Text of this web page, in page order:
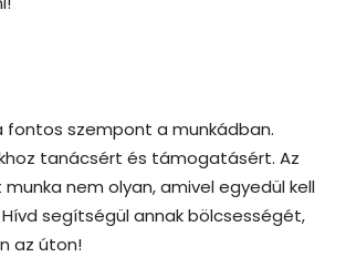
fontos szempont a munkádban.
tanácsért és támogatásért. Az
nem olyan, amivel egyedül kell
segítségül annak bölcsességét,
az úton!